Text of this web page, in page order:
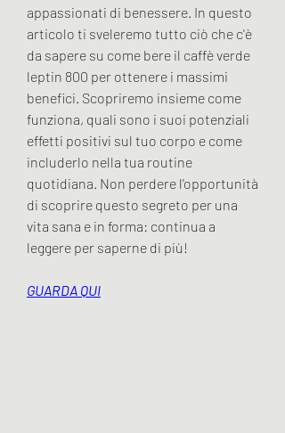
appassionati di benessere. In questo
articolo ti sveleremo tutto ciò che c'è
da sapere su come bere il caffè verde
leptin 800 per ottenere i massimi
benefici. Scopriremo insieme come
funziona, quali sono i suoi potenziali
effetti positivi sul tuo corpo e come
includerlo nella tua routine
quotidiana. Non perdere l'opportunità
di scoprire questo segreto per una
vita sana e in forma: continua a
leggere per saperne di più!
GUARDA QUI